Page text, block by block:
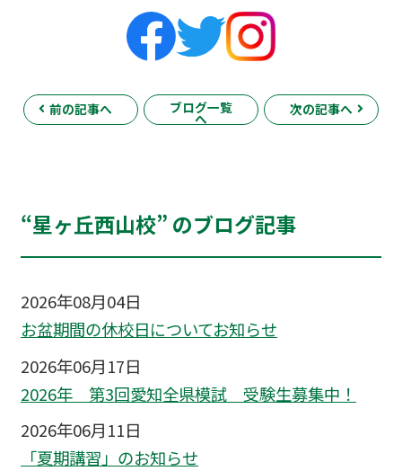
前の記事へ ブログ一覧
へ
次の記事へ
“星ヶ丘西山校” のブログ記事
2026年08月04日
お盆期間の休校日についてお知らせ
2026年06月17日
2026年 第3回愛知全県模試 受験生募集中！
2026年06月11日
「夏期講習」のお知らせ